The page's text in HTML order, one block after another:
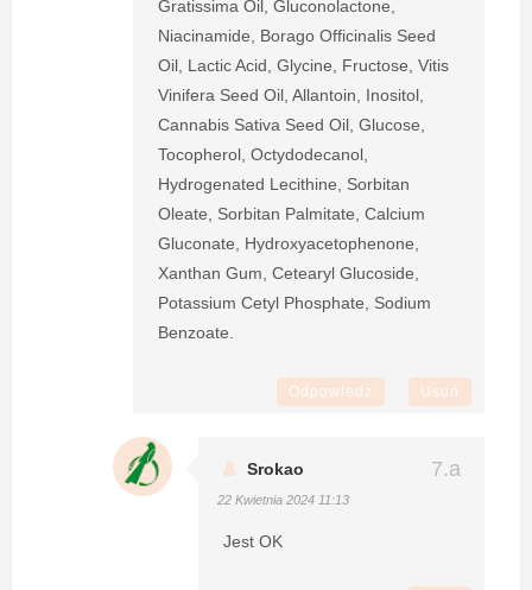
Gratissima Oil, Gluconolactone,
Niacinamide, Borago Officinalis Seed
Oil, Lactic Acid, Glycine, Fructose, Vitis
Vinifera Seed Oil, Allantoin, Inositol,
Cannabis Sativa Seed Oil, Glucose,
Tocopherol, Octydodecanol,
Hydrogenated Lecithine, Sorbitan
Oleate, Sorbitan Palmitate, Calcium
Gluconate, Hydroxyacetophenone,
Xanthan Gum, Cetearyl Glucoside,
Potassium Cetyl Phosphate, Sodium
Benzoate.
Odpowiedz Usuń
Srokao
22 Kwietnia 2024 11:13
Jest OK